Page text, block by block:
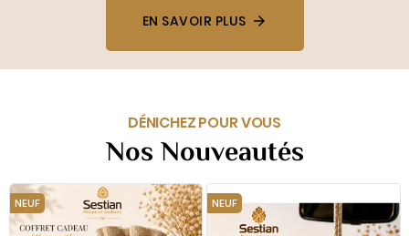
EN SAVOIR PLUS 
DÉNICHEZ POUR VOUS
Nos Nouveautés
NEUF NEUF